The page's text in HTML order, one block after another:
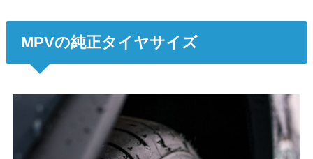
MPVの純正タイヤサイズ